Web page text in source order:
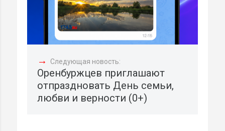
→ Следующая новость:
Оренбуржцев приглашают
отпраздновать День семьи,
любви и верности (0+)